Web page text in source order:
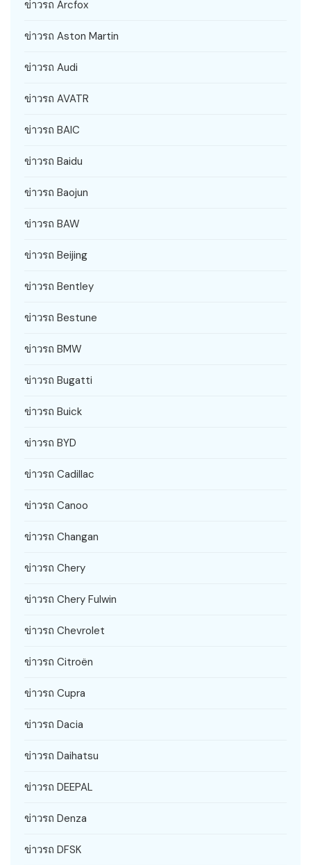
ข่าวรถ Arcfox
ข่าวรถ Aston Martin
ข่าวรถ Audi
ข่าวรถ AVATR
ข่าวรถ BAIC
ข่าวรถ Baidu
ข่าวรถ Baojun
ข่าวรถ BAW
ข่าวรถ Beijing
ข่าวรถ Bentley
ข่าวรถ Bestune
ข่าวรถ BMW
ข่าวรถ Bugatti
ข่าวรถ Buick
ข่าวรถ BYD
ข่าวรถ Cadillac
ข่าวรถ Canoo
ข่าวรถ Changan
ข่าวรถ Chery
ข่าวรถ Chery Fulwin
ข่าวรถ Chevrolet
ข่าวรถ Citroën
ข่าวรถ Cupra
ข่าวรถ Dacia
ข่าวรถ Daihatsu
ข่าวรถ DEEPAL
ข่าวรถ Denza
ข่าวรถ DFSK